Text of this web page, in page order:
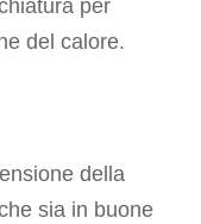
per
del calore.
della
sia in buone